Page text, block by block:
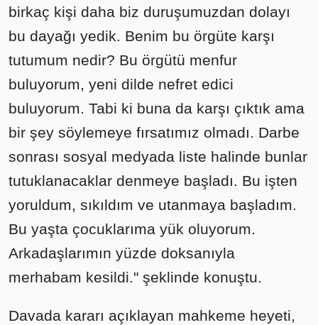
birkaç kişi daha biz duruşumuzdan dolayı
bu dayağı yedik. Benim bu örgüte karşı
tutumum nedir? Bu örgütü menfur
buluyorum, yeni dilde nefret edici
buluyorum. Tabi ki buna da karşı çıktık ama
bir şey söylemeye fırsatımız olmadı. Darbe
sonrası sosyal medyada liste halinde bunlar
tutuklanacaklar denmeye başladı. Bu işten
yoruldum, sıkıldım ve utanmaya başladım.
Bu yaşta çocuklarıma yük oluyorum.
Arkadaşlarımın yüzde doksanıyla
merhabam kesildi." şeklinde konuştu.
Davada kararı açıklayan mahkeme heyeti,